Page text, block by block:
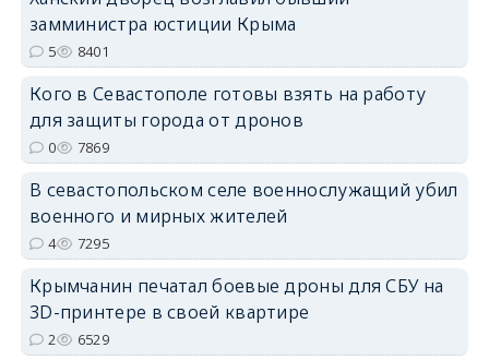
замминистра юстиции Крыма
5 8401
Кого в Севастополе готовы взять на работу
для защиты города от дронов
0 7869
В севастопольском селе военнослужащий убил
военного и мирных жителей
4 7295
Крымчанин печатал боевые дроны для СБУ на
3D-принтере в своей квартире
2 6529